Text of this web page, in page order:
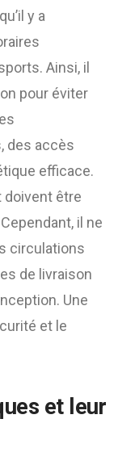
y a
Ainsi, il
pour éviter
des accès
efficace.
doivent être
il ne
circulations
de livraison
Une
et le
et leur